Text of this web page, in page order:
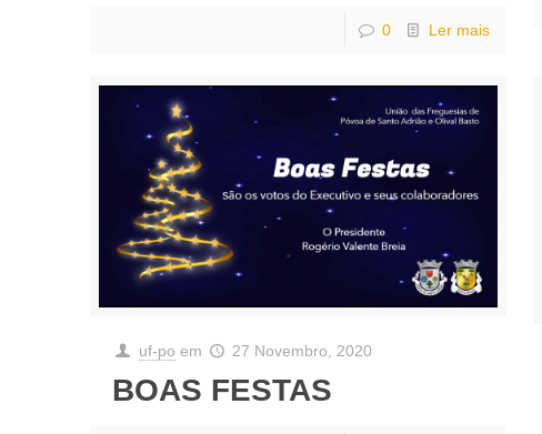
0 Ler mais
uf-po em 27 Novembro, 2020
BOAS FESTAS